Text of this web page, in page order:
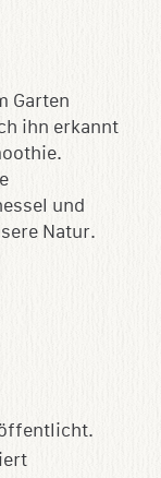
Garten
ihn erkannt
und
Natur.